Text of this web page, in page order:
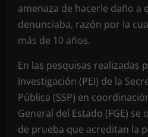
amenaza de hacerle daño a
denunciaba, razón por la
más de 10 años.
En las pesquisas realizadas
Investigación (PEI) de la
Pública (SSP) en
General del Estado (FGE)
de prueba que acreditan la